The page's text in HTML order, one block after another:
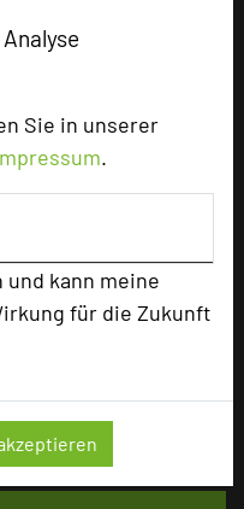
Analyse
Sie in unserer
.
kann meine
für die Zukunft
akzeptieren